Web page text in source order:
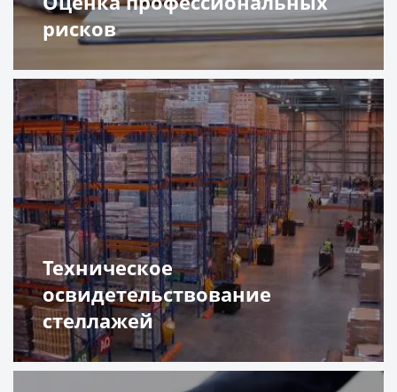
рисков
Подробнее
Техническое
освидетельствование
стеллажей